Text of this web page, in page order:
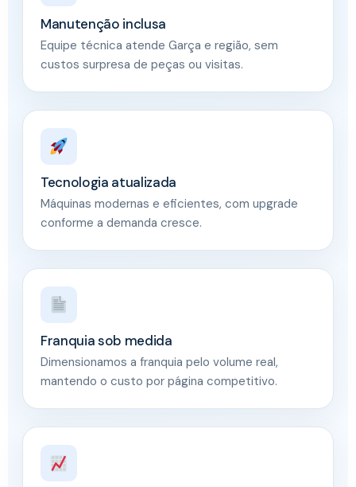
Manutenção inclusa
Equipe técnica atende Garça e região, sem
custos surpresa de peças ou visitas.
Tecnologia atualizada
Máquinas modernas e eficientes, com upgrade
conforme a demanda cresce.
Franquia sob medida
Dimensionamos a franquia pelo volume real,
mantendo o custo por página competitivo.